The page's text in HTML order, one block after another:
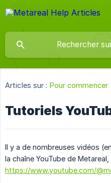
Articles sur : Pour commencer
Tutoriels
Il y a de nombreuses vidéos
la chaîne YouTube de Metareal,
https://www.youtube.com/